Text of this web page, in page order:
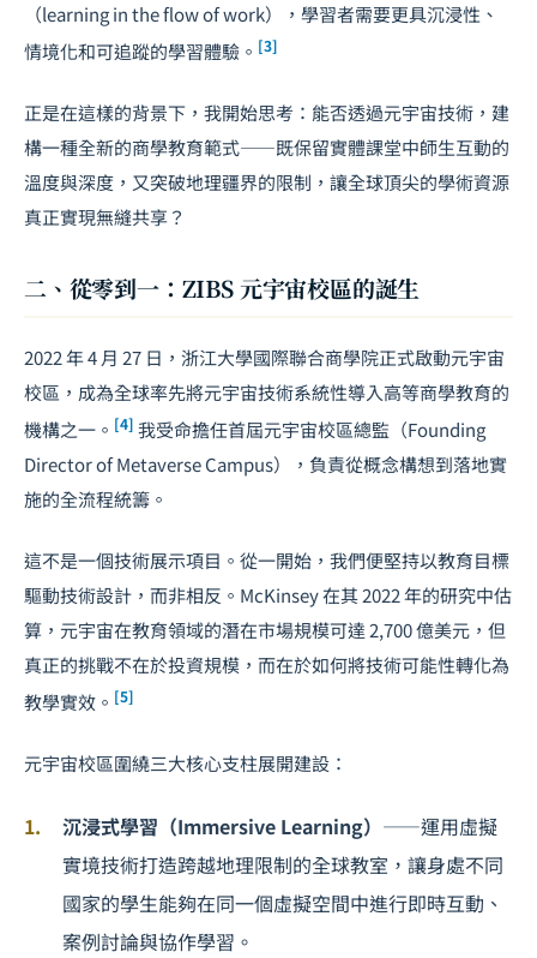
（learning in the flow of work），學習者需要更具沉浸性、
情境化和可追蹤的學習體驗。 [3]
正是在這樣的背景下，我開始思考：能否透過元宇宙技術，建
構一種全新的商學教育範式——既保留實體課堂中師生互動的
溫度與深度，又突破地理疆界的限制，讓全球頂尖的學術資源
真正實現無縫共享？
二、從零到一：ZIBS 元宇宙校區的誕生
2022 年 4 月 27 日，浙江大學國際聯合商學院正式啟動元宇宙
校區，成為全球率先將元宇宙技術系統性導入高等商學教育的
機構之一。 [4] 我受命擔任首屆元宇宙校區總監（Founding
Director of Metaverse Campus），負責從概念構想到落地實
施的全流程統籌。
這不是一個技術展示項目。從一開始，我們便堅持以教育目標
驅動技術設計，而非相反。McKinsey 在其 2022 年的研究中估
算，元宇宙在教育領域的潛在市場規模可達 2,700 億美元，但
真正的挑戰不在於投資規模，而在於如何將技術可能性轉化為
教學實效。 [5]
元宇宙校區圍繞三大核心支柱展開建設：
沉浸式學習（Immersive Learning） ——運用虛擬
實境技術打造跨越地理限制的全球教室，讓身處不同
國家的學生能夠在同一個虛擬空間中進行即時互動、
案例討論與協作學習。